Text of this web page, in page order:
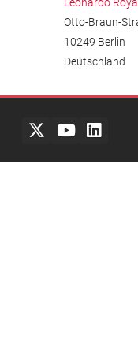
Otto-Braun-
10249 Berlin
Deutschland